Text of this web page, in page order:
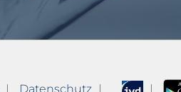
Datenschutz